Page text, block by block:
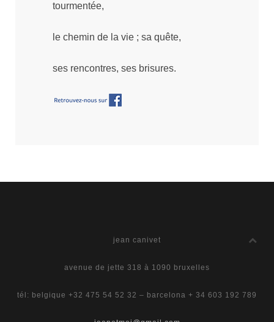
tourmentée,
le chemin de la vie ; sa quête,
ses rencontres, ses brisures.
jean canivet
avenue de jette 318 à 1090 bruxelles
tél: belgique +32 475 54 52 32 – barcelona + 34 603 192 789